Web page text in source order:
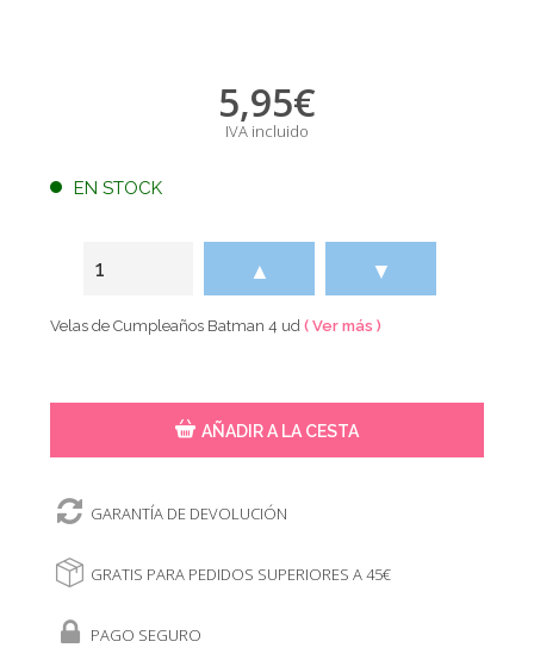
5,95€
IVA incluido
EN STOCK
▲ ▼
Velas de Cumpleaños Batman 4 ud( Ver más )
AÑADIR A LA CESTA
GARANTÍA DE DEVOLUCIÓN
GRATIS PARA PEDIDOS SUPERIORES A 45€
PAGO SEGURO